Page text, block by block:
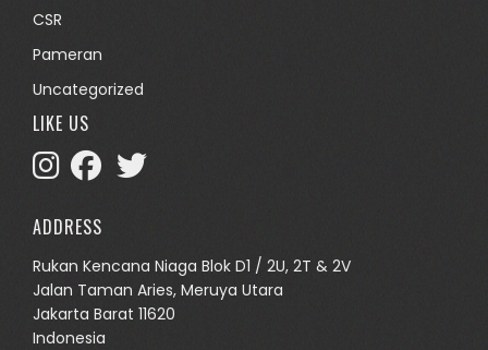
CSR
Pameran
Uncategorized
LIKE US
ADDRESS
Rukan Kencana Niaga Blok D1 / 2U, 2T & 2V
Jalan Taman Aries, Meruya Utara
Jakarta Barat 11620
Indonesia